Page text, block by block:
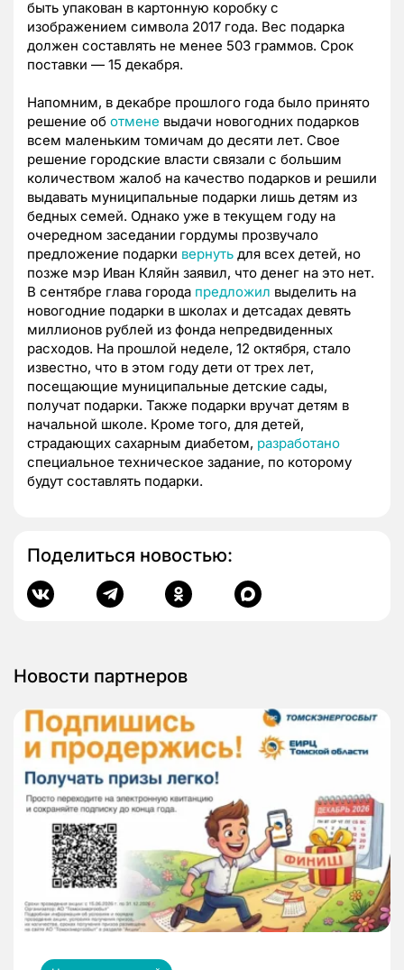
быть упакован в картонную коробку с
изображением символа 2017 года. Вес подарка
должен составлять не менее 503 граммов. Срок
поставки — 15 декабря.
Напомним, в декабре прошлого года было принято
решение об отмене выдачи новогодних подарков
всем маленьким томичам до десяти лет. Свое
решение городские власти связали с большим
количеством жалоб на качество подарков и решили
выдавать муниципальные подарки лишь детям из
бедных семей. Однако уже в текущем году на
очередном заседании гордумы прозвучало
предложение подарки вернуть для всех детей, но
позже мэр Иван Кляйн заявил, что денег на это нет.
В сентябре глава города предложил выделить на
новогодние подарки в школах и детсадах девять
миллионов рублей из фонда непредвиденных
расходов. На прошлой неделе, 12 октября, стало
известно, что в этом году дети от трех лет,
посещающие муниципальные детские сады,
получат подарки. Также подарки вручат детям в
начальной школе. Кроме того, для детей,
страдающих сахарным диабетом, разработано
специальное техническое задание, по которому
будут составлять подарки.
Поделиться новостью:
Новости партнеров